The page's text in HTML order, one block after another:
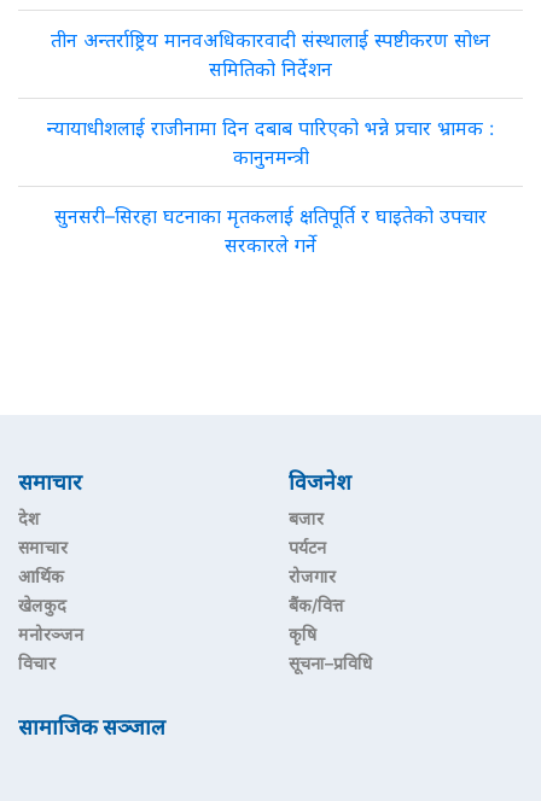
तीन अन्तर्राष्ट्रिय मानवअधिकारवादी संस्थालाई स्पष्टीकरण सोध्न
समितिको निर्देशन
न्यायाधीशलाई राजीनामा दिन दबाब पारिएको भन्ने प्रचार भ्रामक :
कानुनमन्त्री
सुनसरी–सिरहा घटनाका मृतकलाई क्षतिपूर्ति र घाइतेको उपचार
सरकारले गर्ने
समाचार
देश
समाचार
आर्थिक
खेलकुद
मनोरञ्जन
विचार
विजनेश
बजार
पर्यटन
रोजगार
बैंक/वित्त
कृषि
सूचना–प्रविधि
सामाजिक सञ्जाल